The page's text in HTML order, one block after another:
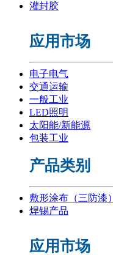
灌封胶
应用市场
电子电气
交通运输
一般工业
LED照明
太阳能/新能源
包装工业
产品类别
敷形涂布（三防漆）
焊锡产品
应用市场